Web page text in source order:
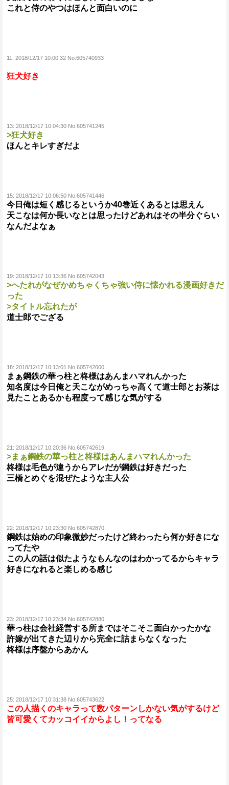
これと侍のやつはほんと面白いのに
11: 2018/12/17 10:00:32 No.605740933
狂犬好き
13: 2018/12/17 10:04:30 No.605741245
>狂犬好き
ほんとキレすぎだよ
15: 2018/12/17 10:06:50 No.605741446
今日俺は短く感じるというか40巻近くあるとは思えん
天こなは何か長いなとは思ったけどあれはその半分ぐらい
なんだよなぁ
19: 2018/12/17 10:13:36 No.605742043
>へたれがなぜかめちゃくちゃ強い侍に懐かれる漫画好きだ
った
>タイトル忘れたが
道士郎でござる
18: 2018/12/17 10:13:01 No.605742000
まぁ鋼鉄の華っ柱と柊様はあんまハマれんかった
知名度は今日俺と天こながめっちゃ高くて道士郎とお茶は
見たことあるかも程度って感じな気がする
21: 2018/12/17 10:20:36 No.605742619
>まぁ鋼鉄の華っ柱と柊様はあんまハマれんかった
柊様は毛色が違うからアレだが鋼鉄は好きだった
三橋とめぐを混ぜたような主人公
22: 2018/12/17 10:23:30 No.605742870
鋼鉄は始めの印象微妙だったけど終わったら何か好きにな
ってたや
この人の話は似たようなもんなのはわかってるからキャラ
好きになれると楽しめる感じ
23: 2018/12/17 10:23:34 No.605742880
華っ柱は会社経営する所まではそこそこ面白かったかな
許嫁が出てきた辺りから完全に詰まらなくなった
柊様は序盤からあかん
25: 2018/12/17 10:31:38 No.605743622
この人描くのキャラって数パターンしかない気がするけど
皆可愛くてカッコイイからよし！ってなる